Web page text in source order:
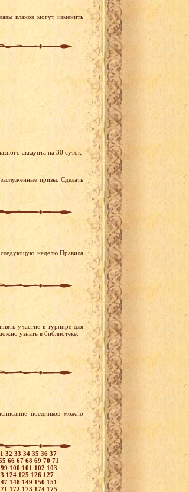
кланов могут изменить
аккаунта на 30 суток,
призы. Сделать
неделю.Правила
участие в турнире для
узнать в библиотеке.
поединков можно
32 33 34 35 36 37
66 67 68 69 70 71
99 100 101 102 103
124 125 126 127
148 149 150 151
172 173 174 175